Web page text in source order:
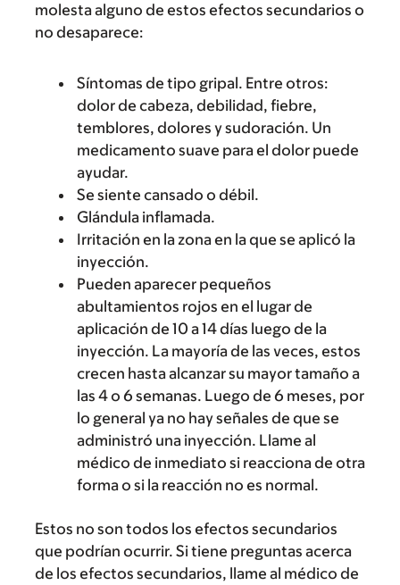
molesta alguno de estos efectos secundarios o
no desaparece:
Síntomas de tipo gripal. Entre otros:
dolor de cabeza, debilidad, fiebre,
temblores, dolores y sudoración. Un
medicamento suave para el dolor puede
ayudar.
Se siente cansado o débil.
Glándula inflamada.
Irritación en la zona en la que se aplicó la
inyección.
Pueden aparecer pequeños
abultamientos rojos en el lugar de
aplicación de 10 a 14 días luego de la
inyección. La mayoría de las veces, estos
crecen hasta alcanzar su mayor tamaño a
las 4 o 6 semanas. Luego de 6 meses, por
lo general ya no hay señales de que se
administró una inyección. Llame al
médico de inmediato si reacciona de otra
forma o si la reacción no es normal.
Estos no son todos los efectos secundarios
que podrían ocurrir. Si tiene preguntas acerca
de los efectos secundarios, llame al médico de